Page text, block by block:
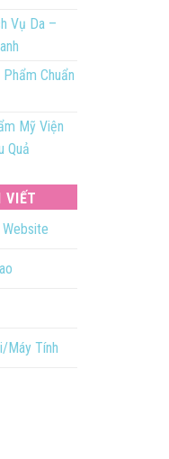
Vụ Da –
Chuẩn
Mỹ Viện
Quả
VIẾT
Máy Tính